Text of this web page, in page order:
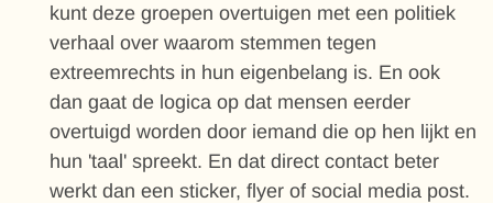
kunt deze groepen overtuigen met een politiek
verhaal over waarom stemmen tegen
extreemrechts in hun eigenbelang is. En ook
dan gaat de logica op dat mensen eerder
overtuigd worden door iemand die op hen lijkt en
hun 'taal' spreekt. En dat direct contact beter
werkt dan een sticker, flyer of social media post.